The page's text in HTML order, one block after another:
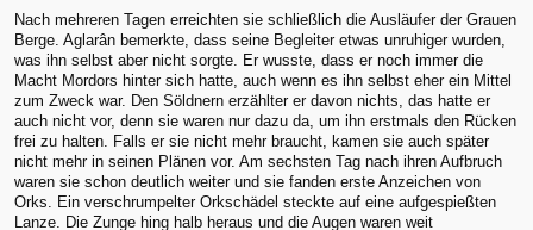
Nach mehreren Tagen erreichten sie schließlich die Ausläufer der Grauen
Berge. Aglarân bemerkte, dass seine Begleiter etwas unruhiger wurden,
was ihn selbst aber nicht sorgte. Er wusste, dass er noch immer die
Macht Mordors hinter sich hatte, auch wenn es ihn selbst eher ein Mittel
zum Zweck war. Den Söldnern erzählter er davon nichts, das hatte er
auch nicht vor, denn sie waren nur dazu da, um ihn erstmals den Rücken
frei zu halten. Falls er sie nicht mehr braucht, kamen sie auch später
nicht mehr in seinen Plänen vor. Am sechsten Tag nach ihren Aufbruch
waren sie schon deutlich weiter und sie fanden erste Anzeichen von
Orks. Ein verschrumpelter Orkschädel steckte auf eine aufgespießten
Lanze. Die Zunge hing halb heraus und die Augen waren weit